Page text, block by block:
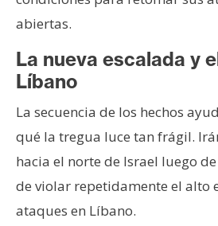
a
c
o
y
P
u
b
l
i
c
abiertas.
La nueva escalada y
Líbano
La secuencia de los hechos
qué la tregua luce tan frágil.
hacia el norte de Israel luego
de violar repetidamente el alto
ataques en Líbano.